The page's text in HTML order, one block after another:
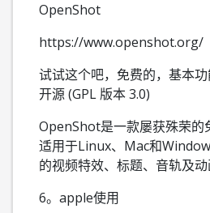
OpenShot
https://www.openshot.org/
试试这个吧，免费的，基本
开源 (GPL 版本 3.0)
OpenShot是一款屡获殊荣的
适用于Linux、Mac和
的视频特效、标题、音轨及动
6。apple使用